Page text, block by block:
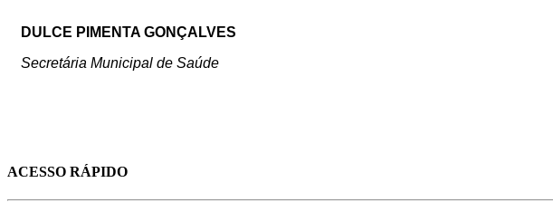
DULCE PIMENTA GONÇALVES
Secretária Municipal de Saúde
ACESSO RÁPIDO